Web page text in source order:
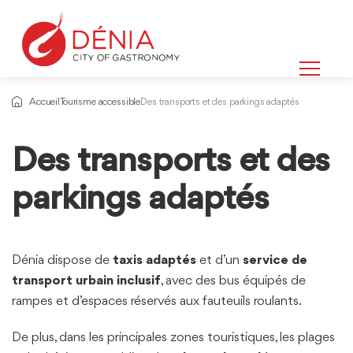
Accueil Tourisme accessibleDes transports et des parkings adaptés
Des transports et des
parkings adaptés
Informations
sur
Dénia dispose de taxis adaptés et d’un service de
transport urbain inclusif, avec des bus équipés de
rampes et d’espaces réservés aux fauteuils roulants.
De plus, dans les principales zones touristiques, les plages